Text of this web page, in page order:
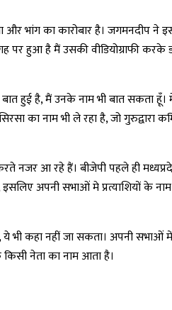
भांग का कारोबार है। जगमनदीप ने
हुआ है मैं उसकी वीडियोग्राफी करके
हुई है, मैं उनके नाम भी बात सकता हूँ।
का नाम भी ले रहा है, जो गुरुद्वारा
नजर आ रहे हैं। बीजेपी पहले ही
अपनी सभाओं मे प्रत्याशियों के नाम
भी कहा नहीं जा सकता। अपनी सभाओं
नेता का नाम आता है।